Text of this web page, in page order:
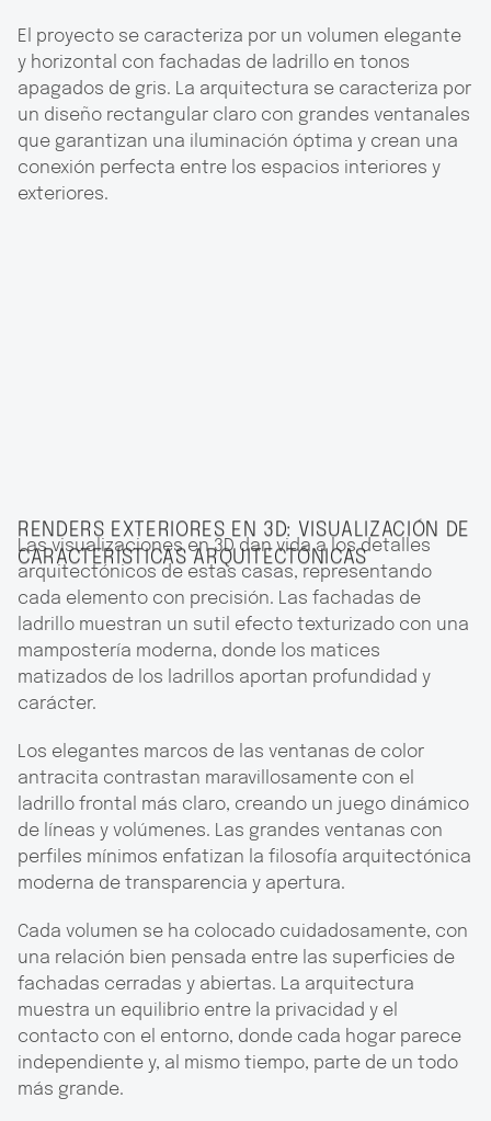
El proyecto se caracteriza por un volumen elegante
y horizontal con fachadas de ladrillo en tonos
apagados de gris. La arquitectura se caracteriza por
un diseño rectangular claro con grandes ventanales
que garantizan una iluminación óptima y crean una
conexión perfecta entre los espacios interiores y
exteriores.
RENDERS EXTERIORES EN 3D: VISUALIZACIÓN DE
CARACTERÍSTICAS ARQUITECTÓNICAS
Las visualizaciones en 3D dan vida a los detalles
arquitectónicos de estas casas, representando
cada elemento con precisión. Las fachadas de
ladrillo muestran un sutil efecto texturizado con una
mampostería moderna, donde los matices
matizados de los ladrillos aportan profundidad y
carácter.
Los elegantes marcos de las ventanas de color
antracita contrastan maravillosamente con el
ladrillo frontal más claro, creando un juego dinámico
de líneas y volúmenes. Las grandes ventanas con
perfiles mínimos enfatizan la filosofía arquitectónica
moderna de transparencia y apertura.
Cada volumen se ha colocado cuidadosamente, con
una relación bien pensada entre las superficies de
fachadas cerradas y abiertas. La arquitectura
muestra un equilibrio entre la privacidad y el
contacto con el entorno, donde cada hogar parece
independiente y, al mismo tiempo, parte de un todo
más grande.